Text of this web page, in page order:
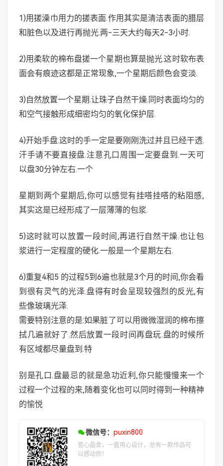
1)用搓澡巾用力的搓表面.作用其实是清洁表面的腊层
和脏色以及进行再抛光.两-三天大约每天2-3小时.
2)用柔软的棉布盘搓一个星期也算是抛光.这时软布表
面会有痕迹这都是正常现象,一个星期后颜色会变淡.
3)自然放置一个星期.让珠子自然干燥.同时表面均匀的
和空气接触形成细密均匀的氧化保护层.
4)开始手盘.这时的手一定是要刚刚洗过并且已经干透.
汗手请不要直接盘.注意孔口周围一定要盘到.一天可
以盘30分钟左右.一个
星期到两个星期后,你可以感觉有挂嗒挂嗒的粘阻感,
其实这是已经形成了一层薄薄的包浆.
5)这时就可以放置一段时间,再进行自然干燥.也让包
浆进行一定程度的硬化.一般是一个星期左右.
6)重复4和5 的过程5到6遍也就是3个月的时间,你会看
到很有灵气的光泽.盘得有时会呈现较强烈的反光,有
些像玻璃光泽.
需要特别注意的是:如果脏了可以用微微湿润的棉布擦
拭几遍就好了.然后放置一段时间再盘玩.盘的时候所
有区域都尽量盘到.特
别是孔口.盘最忌的就是急功近利,你只能慢慢来一个
过程一个过程的来,随着变化也可以同时得到一种精神
的愉悦
微信号： puxin800
菩心晶舍，一直用心设计，总有一款作品可
以感动你！